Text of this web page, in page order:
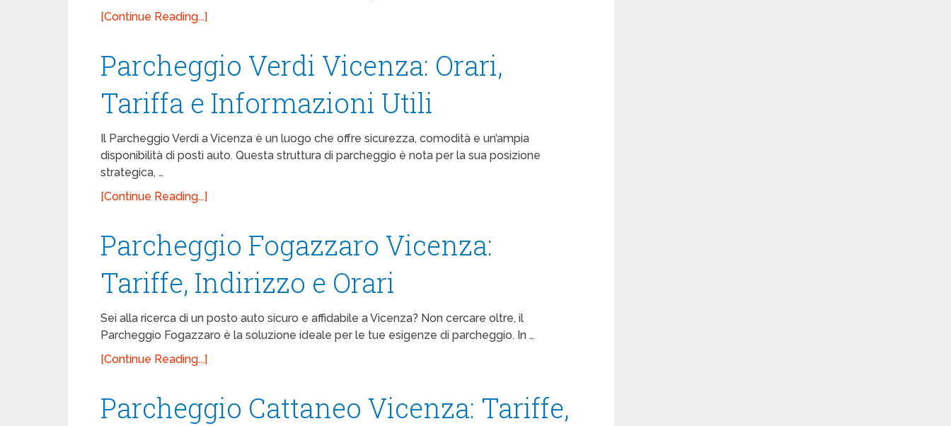
[Continue Reading...]
Parcheggio Verdi Vicenza: Orari,
Tariffa e Informazioni Utili
Il Parcheggio Verdi a Vicenza è un luogo che offre sicurezza, comodità e un’ampia
disponibilità di posti auto. Questa struttura di parcheggio è nota per la sua posizione
strategica, …
[Continue Reading...]
Parcheggio Fogazzaro Vicenza:
Tariffe, Indirizzo e Orari
Sei alla ricerca di un posto auto sicuro e affidabile a Vicenza? Non cercare oltre, il
Parcheggio Fogazzaro è la soluzione ideale per le tue esigenze di parcheggio. In …
[Continue Reading...]
Parcheggio Cattaneo Vicenza: Tariffe,